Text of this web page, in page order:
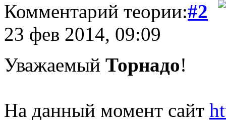
Комментарий теории:#2
23 фев 2014, 09:09
Уважаемый Торнадо!
На данный момент сайт